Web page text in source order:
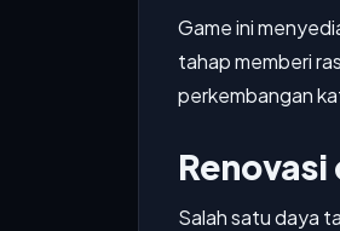
Game ini
tahap memberi
perkembangan
Salah satu daya